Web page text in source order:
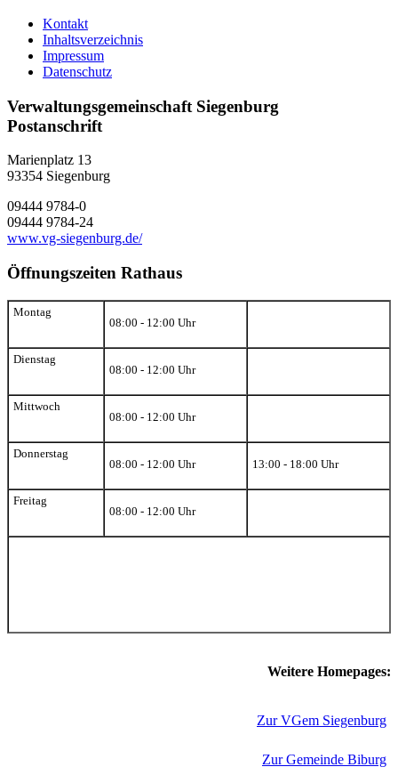
Kontakt
Inhaltsverzeichnis
Impressum
Datenschutz
Verwaltungsgemeinschaft Siegenburg
Postanschrift
Marienplatz 13
93354 Siegenburg
09444 9784-0
09444 9784-24
www.vg-siegenburg.de/
Öffnungszeiten Rathaus
Montag
08:00 - 12:00 Uhr
Dienstag
08:00 - 12:00 Uhr
Mittwoch
08:00 - 12:00 Uhr
Donnerstag
08:00 - 12:00 Uhr
13:00 - 18:00 Uhr
Freitag
08:00 - 12:00 Uhr
Weitere Homepages:
Zur VGem Siegenburg
Zur Gemeinde Biburg